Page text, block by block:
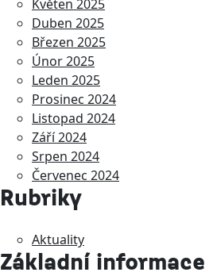
Květen 2025
Duben 2025
Březen 2025
Únor 2025
Leden 2025
Prosinec 2024
Listopad 2024
Září 2024
Srpen 2024
Červenec 2024
Rubriky
Aktuality
Základní informace